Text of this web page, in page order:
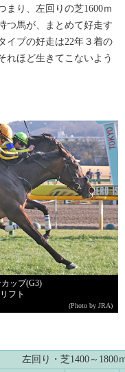
まり、左回りの芝1600ｍ
つ馬が、まとめて好走す
イプの好走は22年３着の
れほど生きてこないよう
ップ(G3)
フト
(Photo by JRA)
左回り・芝1400～1800